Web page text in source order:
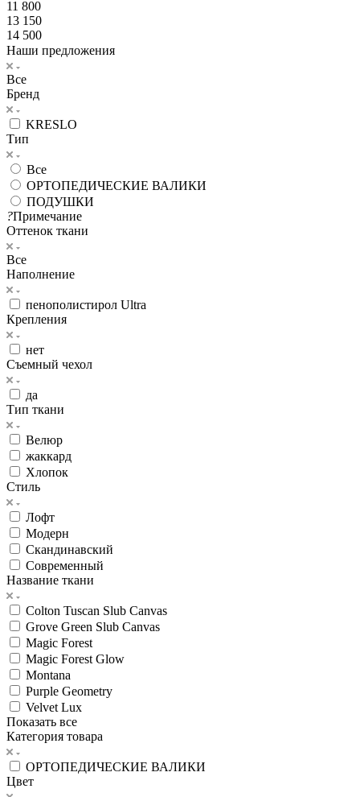
11 800
13 150
14 500
Наши предложения
Все
Бренд
KRESLO
Тип
Все
ОРТОПЕДИЧЕСКИЕ ВАЛИКИ
ПОДУШКИ
?Примечание
Оттенок ткани
Все
Наполнение
пенополистирол Ultra
Крепления
нет
Съемный чехол
да
Тип ткани
Велюр
жаккард
Хлопок
Стиль
Лофт
Модерн
Скандинавский
Современный
Название ткани
Colton Tuscan Slub Canvas
Grove Green Slub Canvas
Magic Forest
Magic Forest Glow
Montana
Purple Geometry
Velvet Lux
Показать все
Категория товара
ОРТОПЕДИЧЕСКИЕ ВАЛИКИ
Цвет